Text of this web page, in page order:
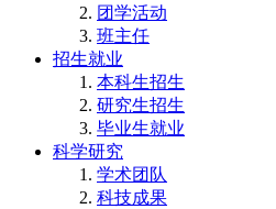
团学活动
班主任
招生就业
本科生招生
研究生招生
毕业生就业
科学研究
学术团队
科技成果